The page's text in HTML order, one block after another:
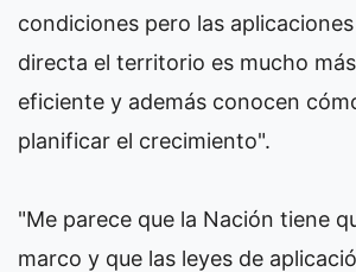
condiciones pero las
directa el territorio es mucho
eficiente y además conocen
planificar el crecimiento".
"Me parece que la Nación tiene
marco y que las leyes de